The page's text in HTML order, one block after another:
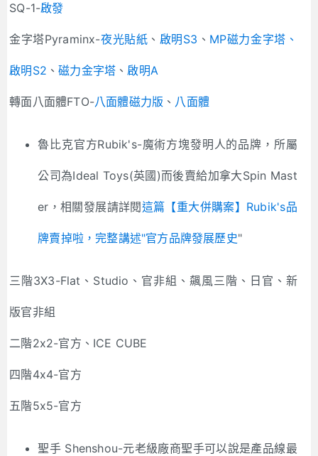
SQ-1-啟發
金字塔Pyraminx-夜光貼紙 、 啟明S3 、 MP磁力金字塔、
啟明S2 、磁力金字塔 、啟明A
轉面八面體FTO-八面體磁力版 、 八面體
魯比克官方Rubik's-魔術方塊發明人的品牌，所屬
公司為Ideal Toys(英國)而後賣給加拿大Spin Mast
er，相關發展請詳閱這篇【重大併購案】Rubik's品
牌賣掉啦，完整講述"官方品牌發展歷史"
三階3X3-Flat、Studio、官非組、飆風三階、日官、新
版官非組
二階2x2-官方、ICE CUBE
四階4x4-官方
五階5x5-官方
聖手 Shenshou-元老級廠商聖手可以說是產品線最